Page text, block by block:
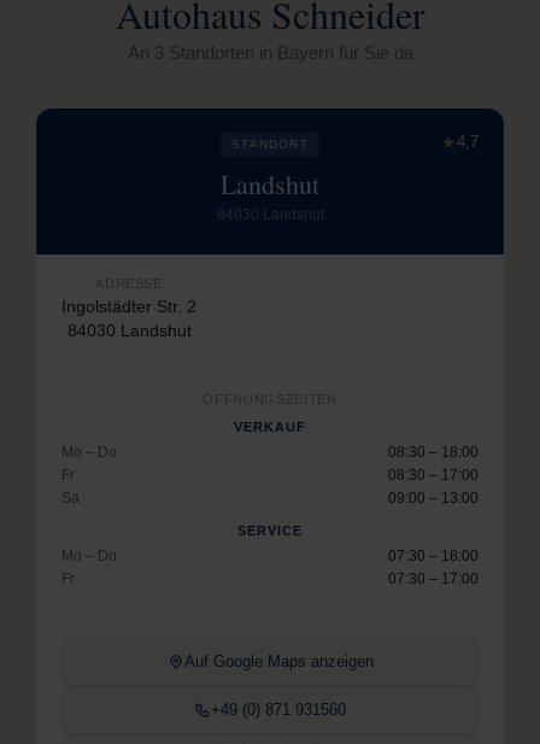
Autohaus Schneider
An 3 Standorten in Bayern für Sie da
★4,7
STANDORT
Landshut
84030 Landshut
ADRESSE
Ingolstädter Str. 2
84030 Landshut
ÖFFNUNGSZEITEN
VERKAUF
Mo – Do
08:30 – 18:00
Fr
08:30 – 17:00
Sa
09:00 – 13:00
SERVICE
Mo – Do
07:30 – 18:00
Fr
07:30 – 17:00
Auf Google Maps anzeigen
+49 (0) 871 931560